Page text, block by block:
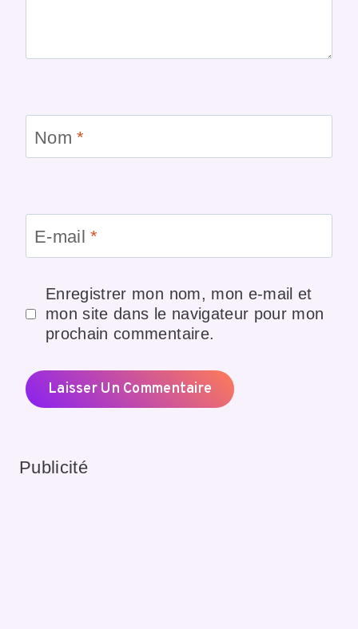
Nom*
E-mail*
Enregistrer mon nom, mon e-mail et
mon site dans le navigateur pour mon
prochain commentaire.
Publicité